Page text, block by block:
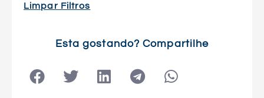
Tecnologia e Sociedade
Viagens
Limpar Filtros
Esta gostando? Compartilhe